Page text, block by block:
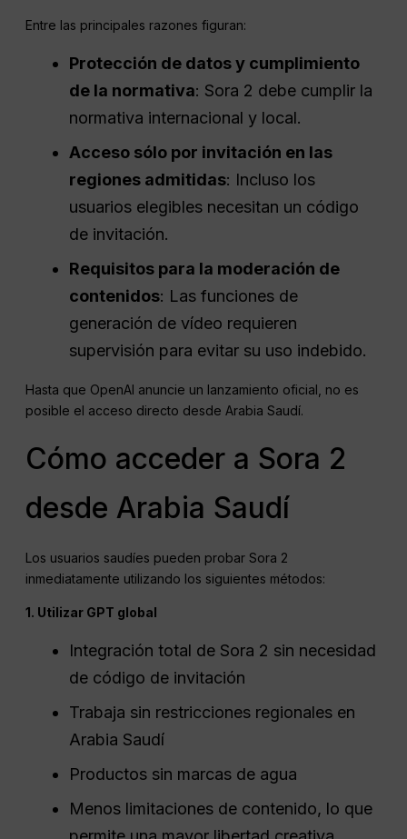
Entre las principales razones figuran:
Protección de datos y cumplimiento
de la normativa: Sora 2 debe cumplir la
normativa internacional y local.
Acceso sólo por invitación en las
regiones admitidas: Incluso los
usuarios elegibles necesitan un código
de invitación.
Requisitos para la moderación de
contenidos: Las funciones de
generación de vídeo requieren
supervisión para evitar su uso indebido.
Hasta que OpenAI anuncie un lanzamiento oficial, no es
posible el acceso directo desde Arabia Saudí.
Cómo acceder a Sora 2
desde Arabia Saudí
Los usuarios saudíes pueden probar Sora 2
inmediatamente utilizando los siguientes métodos:
1. Utilizar GPT global
Integración total de Sora 2 sin necesidad
de código de invitación
Trabaja sin restricciones regionales en
Arabia Saudí
Productos sin marcas de agua
Menos limitaciones de contenido, lo que